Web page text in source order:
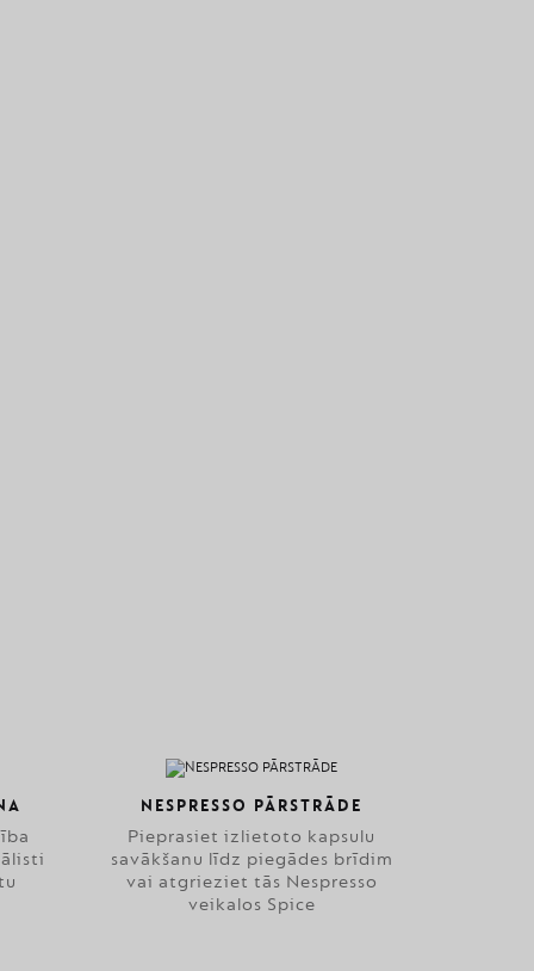
NESPRESSO PĀRSTRĀDE
Pieprasiet izlietoto kapsulu
savākšanu līdz piegādes brīdim
vai atgrieziet tās Nespresso
veikalos Spice